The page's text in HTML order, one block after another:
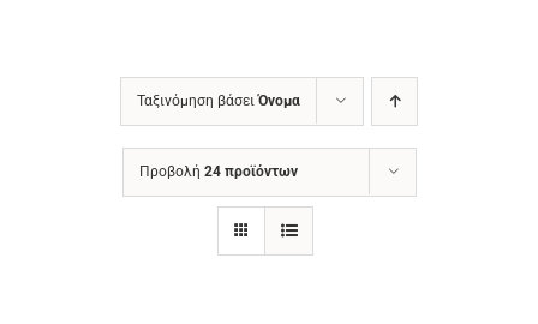
Ταξινόμηση βάσειΌνομα
Προβολή 24 προϊόντων